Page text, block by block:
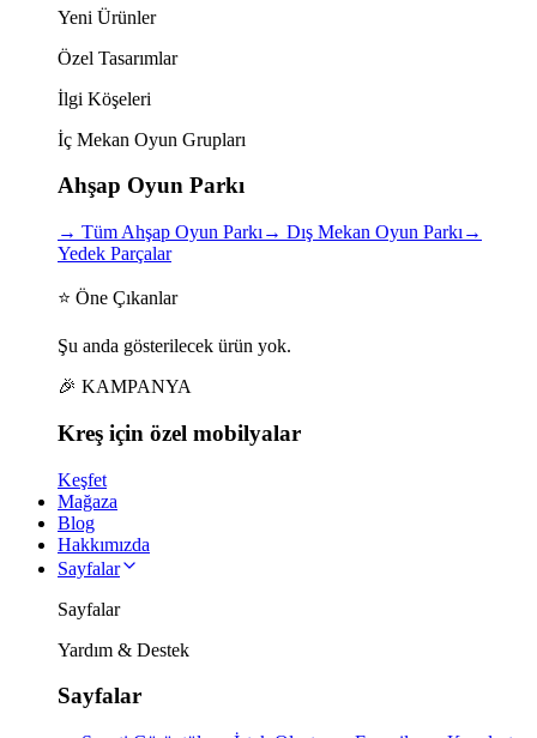
Yeni Ürünler
Özel Tasarımlar
İlgi Köşeleri
İç Mekan Oyun Grupları
Ahşap Oyun Parkı
→ Tüm Ahşap Oyun Parkı → Dış Mekan Oyun Parkı →
Yedek Parçalar
⭐ Öne Çıkanlar
Şu anda gösterilecek ürün yok.
🎉 KAMPANYA
Kreş için özel mobilyalar
Keşfet
Mağaza
Blog
Hakkımızda
Sayfalar
Sayfalar
Yardım & Destek
Sayfalar